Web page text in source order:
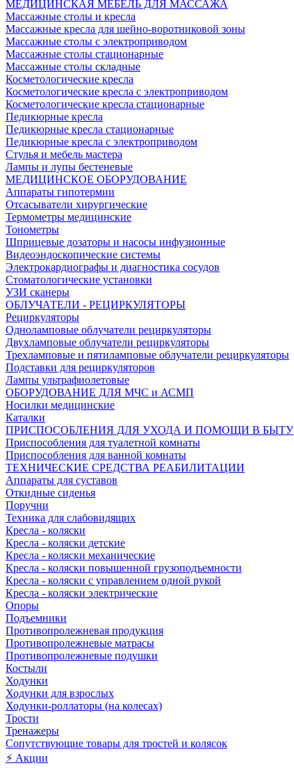
МЕДИЦИНСКАЯ МЕБЕЛЬ ДЛЯ МАССАЖА
Массажные столы и кресла
Массажные кресла для шейно-воротниковой зоны
Массажные столы с электроприводом
Массажные столы стационарные
Массажные столы складные
Косметологические кресла
Косметологические кресла с электроприводом
Косметологические кресла стационарные
Педикюрные кресла
Педикюрные кресла стационарные
Педикюрные кресла с электроприводом
Стулья и мебель мастера
Лампы и лупы бестеневые
МЕДИЦИНСКОЕ ОБОРУДОВАНИЕ
Аппараты гипотермии
Отсасыватели хирургические
Термометры медицинские
Тонометры
Шприцевые дозаторы и насосы инфузионные
Видеоэндоскопические системы
Электрокардиографы и диагностика сосудов
Стоматологические установки
УЗИ сканеры
ОБЛУЧАТЕЛИ - РЕЦИРКУЛЯТОРЫ
Рециркуляторы
Одноламповые облучатели рециркуляторы
Двухламповые облучатели рециркуляторы
Трехламповые и пятиламповые облучатели рециркуляторы
Подставки для рециркуляторов
Лампы ультрафиолетовые
ОБОРУДОВАНИЕ ДЛЯ МЧС и АСМП
Носилки медицинские
Каталки
ПРИСПОСОБЛЕНИЯ ДЛЯ УХОДА И ПОМОЩИ В БЫТУ
Приспособления для туалетной комнаты
Приспособления для ванной комнаты
ТЕХНИЧЕСКИЕ СРЕДСТВА РЕАБИЛИТАЦИИ
Аппараты для суставов
Откидные сиденья
Поручни
Техника для слабовидящих
Кресла - коляски
Кресла - коляски детские
Кресла - коляски механические
Кресла - коляски повышенной грузоподъемности
Кресла - коляски с управлением одной рукой
Кресла - коляски электрические
Опоры
Подъемники
Противопролежневая продукция
Противопролежневые матрасы
Противопролежневые подушки
Костыли
Ходунки
Ходунки для взрослых
Ходунки-роллаторы (на колесах)
Трости
Тренажеры
Сопутствующие товары для тростей и колясок
⚡ Акции